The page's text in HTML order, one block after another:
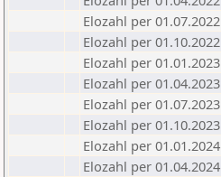
Elozahl per 01.07.2022
Elozahl per 01.10.2022
Elozahl per 01.01.2023
Elozahl per 01.04.2023
Elozahl per 01.07.2023
Elozahl per 01.10.2023
Elozahl per 01.01.2024
Elozahl per 01.04.2024